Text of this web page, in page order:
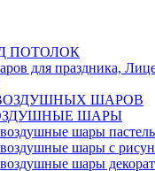
ПОТОЛОК
для праздника,
ШАРОВ
ШАРЫ
шары пастель
шары с
шары